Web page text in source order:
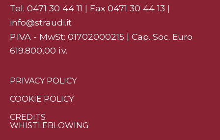
Tel. 0471 30 44 11 | Fax 0471 30 44 13 |
info@straudi.it
P.IVA - MwSt: 01702000215 | Cap. Soc. Euro
619.800,00 i.v.
PRIVACY POLICY
COOKIE POLICY
CREDITS
WHISTLEBLOWING